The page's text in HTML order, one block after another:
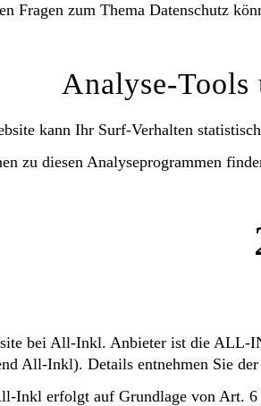
Fragen zum Thema Datenschutz
Analyse-
kann Ihr Surf-Verhalten
zu diesen Analyseprogrammen
bei All-Inkl. Anbieter ist die
All-Inkl). Details entnehmen Sie
Inkl erfolgt auf Grundlage von Art.